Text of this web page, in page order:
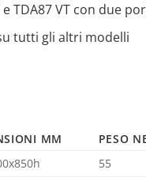
e TDA87 VT con due
tutti gli altri modelli
MM PESO
55